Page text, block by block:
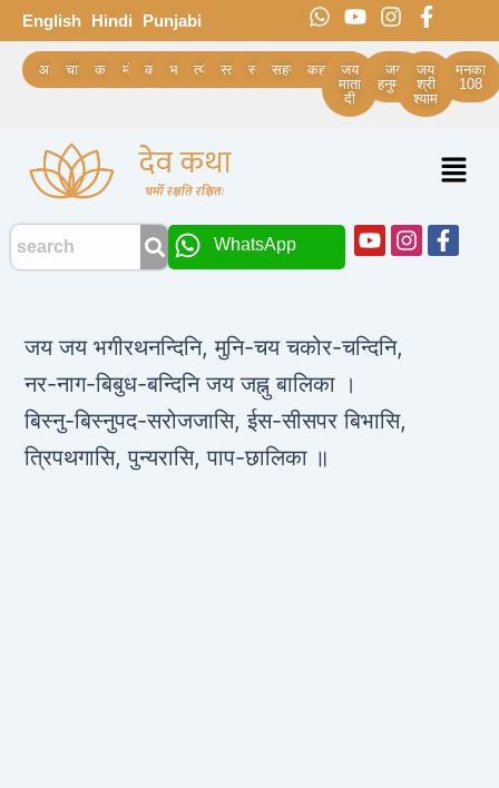
Skip
to
content
English Hindi Punjabi
W
h
a
t
s
Y
o
u
t
u
I
n
s
t
a
F
a
c
e
b
आरतीचालीसाकथायेमंत्र कवचभजनत्यौहारस्त्रोतस्तुतिसहस्रनामकहानियांजय
माता
दी
जय
हनुमान
जय
श्री
श्याम
मनका
108
Menu
WhatsApp Youtube
f
जय जय भगीरथनन्दिनि, मुनि-चय चकोर-चन्दिनि,
नर-नाग-बिबुध-बन्दिनि जय जह्नु बालिका ।
बिस्नु-बिस्नुपद-सरोजजासि, ईस-सीसपर बिभासि,
त्रिपथगासि, पुन्यरासि, पाप-छालिका ॥
Post
navigation